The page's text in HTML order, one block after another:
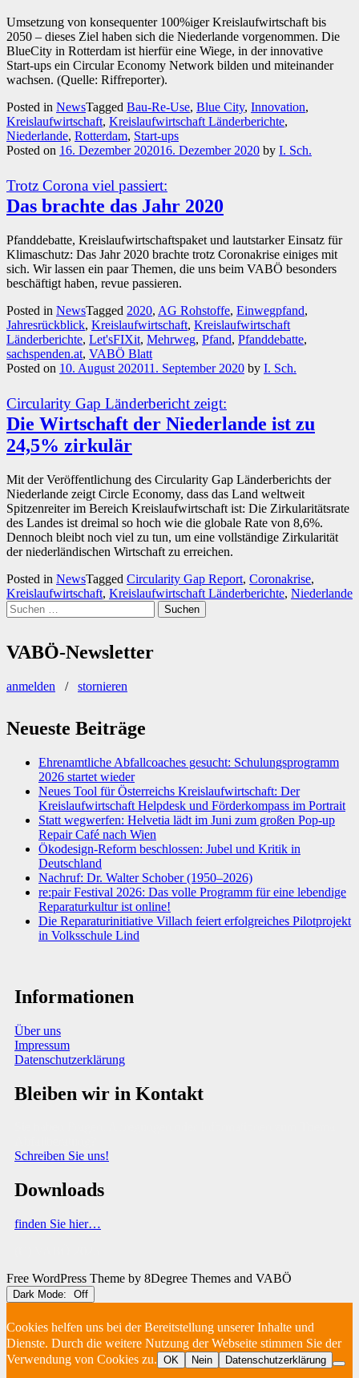
Umsetzung von konsequenter 100%iger Kreislaufwirtschaft bis
2050 – dieses Ziel haben sich die Niederlande vorgenommen. Die
BlueCity in Rotterdam ist hierfür eine Wiege, in der innovative
Start-ups ein Circular Economy Network bilden und miteinander
wachsen. (Quelle: Riffreporter).
Posted in NewsTagged Bau-Re-Use, Blue City, Innovation,
Kreislaufwirtschaft, Kreislaufwirtschaft Länderberichte,
Niederlande, Rotterdam, Start-ups
Posted on 16. Dezember 202016. Dezember 2020 by I. Sch.
Trotz Corona viel passiert:
Das brachte das Jahr 2020
Pfanddebatte, Kreislaufwirtschaftspaket und lautstarker Einsatz für
Klimaschutz: Das Jahr 2020 brachte trotz Coronakrise einiges mit
sich. Wir lassen ein paar Themen, die uns beim VABÖ besonders
beschäftigt haben, revue passieren.
Posted in NewsTagged 2020, AG Rohstoffe, Einwegpfand,
Jahresrückblick, Kreislaufwirtschaft, Kreislaufwirtschaft
Länderberichte, Let'sFIXit, Mehrweg, Pfand, Pfanddebatte,
sachspenden.at, VABÖ Blatt
Posted on 10. August 202011. September 2020 by I. Sch.
Circularity Gap Länderbericht zeigt:
Die Wirtschaft der Niederlande ist zu
24,5% zirkulär
Mit der Veröffentlichung des Circularity Gap Länderberichts der
Niederlande zeigt Circle Economy, dass das Land weltweit
Spitzenreiter im Bereich Kreislaufwirtschaft ist: Die Zirkularitätsrate
des Landes ist dreimal so hoch wie die globale Rate von 8,6%.
Dennoch bleibt noch viel zu tun, um eine vollständige Zirkularität
der niederländischen Wirtschaft zu erreichen.
Posted in NewsTagged Circularity Gap Report, Coronakrise,
Kreislaufwirtschaft, Kreislaufwirtschaft Länderberichte, Niederlande
Suchen
nach:
VABÖ-Newsletter
anmelden / stornieren
Neueste Beiträge
Ehrenamtliche Abfallcoaches gesucht: Schulungsprogramm
2026 startet wieder
Neues Tool für Österreichs Kreislaufwirtschaft: Der
Kreislaufwirtschaft Helpdesk und Förderkompass im Portrait
Statt wegwerfen: Helvetia lädt im Juni zum großen Pop-up
Repair Café nach Wien
Ökodesign-Reform beschlossen: Jubel und Kritik in
Deutschland
Nachruf: Dr. Walter Schober (1950–2026)
re:pair Festival 2026: Das volle Programm für eine lebendige
Reparaturkultur ist online!
Die Reparaturinitiative Villach feiert erfolgreiches Pilotprojekt
in Volksschule Lind
Informationen
Über uns
Impressum
Datenschutzerklärung
Bleiben wir in Kontakt
Schreiben Sie uns!
Downloads
finden Sie hier…
Free WordPress Theme by 8Degree Themes and VABÖ
Dark Mode:
Cookies helfen uns bei der Bereitstellung unserer Inhalte und
Dienste. Durch die weitere Nutzung der Webseite stimmen Sie der
Verwendung von Cookies zu. OK Nein Datenschutzerklärung